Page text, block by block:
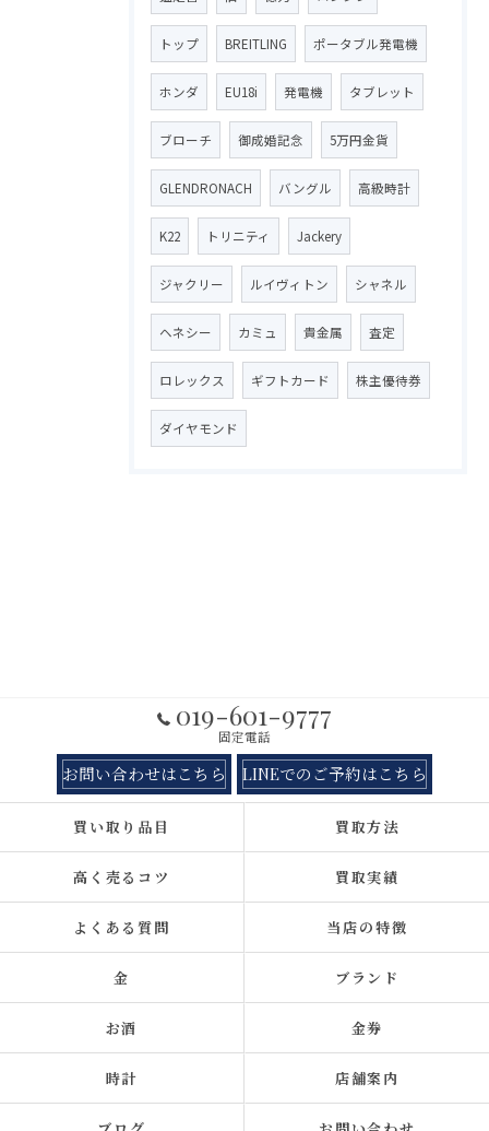
トップ BREITLING ポータブル発電機
ホンダ EU18i 発電機 タブレット
ブローチ 御成婚記念 5万円金貨
GLENDRONACH バングル 高級時計
K22 トリニティ Jackery
ジャクリー ルイヴィトン シャネル
ヘネシー カミュ 貴金属 査定
ロレックス ギフトカード 株主優待券
ダイヤモンド
019-601-9777
固定電話
お問い合わせはこちら LINEでのご予約はこちら
買い取り品目 買取方法
高く売るコツ 買取実績
よくある質問 当店の特徴
金 ブランド
お酒 金券
時計 店舗案内